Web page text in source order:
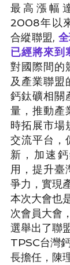
最高漲幅
2008年以
合縱聯盟,
已經將來到
對國際間的
及產業聯盟
鈣鈦礦相關
量，推動產
時拓展市場
交流平台，
新，加速
用，提升臺
爭力，實現
本次大會也
次會員大會
選舉出了聯
TPSC台灣
長擔任，陳